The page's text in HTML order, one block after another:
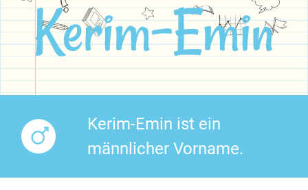
Kerim-Emin
Kerim-Emin ist ein
männlicher Vorname.